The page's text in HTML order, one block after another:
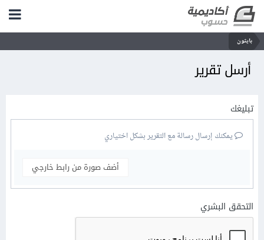
بايثون
أرسل تقرير
تبليغك
يمكنك إرسال رسالة مع التقرير بشكل اختياري
أضف صورة من رابط خارجي
التحقق البشري